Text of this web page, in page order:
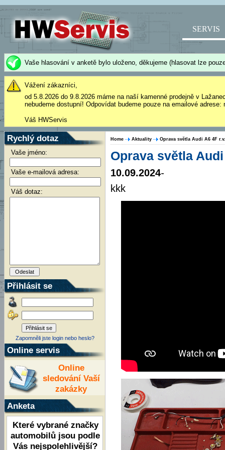
SERVIS
Vaše hlasování v anketě bylo uloženo, děkujeme (hlasovat lze
Vážení zákazníci,
od 5.8.2026 do 9.8.2026 máme na naší kamenné prodejně v
nebudeme dostupní! Odpovídat budeme pouze na emailové
Váš HWServis
Rychlý dotaz
Vaše jméno:
Vaše e-mailová adresa:
Váš dotaz:
Přihlásit se
Zapomněli jste login nebo heslo?
Online servis
Online
sledování Vaší
zakázky
Anketa
Které vybrané značky
automobilů jsou podle
Vás nejspolehlivější?
Home Aktuality Oprava světla Audi A6 4F
Oprava světla
10.09.2024-
kkk